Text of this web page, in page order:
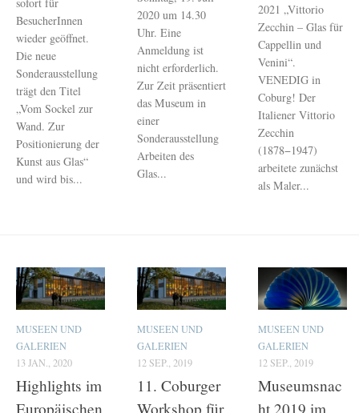
BesucherInnen
wieder geöffnet.
Die neue
Sonderausstellung
trägt den Titel
„Vom Sockel zur
Wand. Zur
Positionierung der
Kunst aus Glas“
und wird bis...
2020 um 14.30
Uhr. Eine
Anmeldung ist
nicht erforderlich.
Zur Zeit präsentiert
das Museum in
einer
Sonderausstellung
Arbeiten des
Glas...
2021 „Vittorio
Zecchin – Glas für
Cappellin und
Venini“.
VENEDIG in
Coburg! Der
Italiener Vittorio
Zecchin
(1878−1947)
arbeitete zunächst
als Maler...
MUSEEN UND
GALERIEN
13 JAN., 2020
Highlights im
Europäischen
MUSEEN UND
GALERIEN
12 SEP., 2019
11. Coburger
Workshop für
MUSEEN UND
GALERIEN
12 SEP., 2019
Museumsnac
ht 2019 im